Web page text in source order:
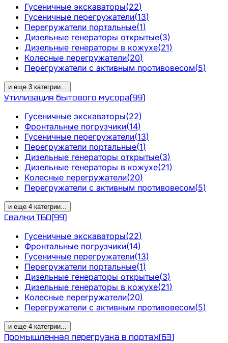
Гусеничные экскаваторы(22)
Гусеничные перегружатели(13)
Перегружатели портальные(1)
Дизельные генераторы открытые(3)
Дизельные генераторы в кожухе(21)
Колесные перегружатели(20)
Перегружатели с активным противовесом(5)
и еще 3 категрии...
Утилизация бытового мусора(99)
Гусеничные экскаваторы(22)
Фронтальные погрузчики(14)
Гусеничные перегружатели(13)
Перегружатели портальные(1)
Дизельные генераторы открытые(3)
Дизельные генераторы в кожухе(21)
Колесные перегружатели(20)
Перегружатели с активным противовесом(5)
и еще 4 категрии...
Свалки ТБО(99)
Гусеничные экскаваторы(22)
Фронтальные погрузчики(14)
Гусеничные перегружатели(13)
Перегружатели портальные(1)
Дизельные генераторы открытые(3)
Дизельные генераторы в кожухе(21)
Колесные перегружатели(20)
Перегружатели с активным противовесом(5)
и еще 4 категрии...
Промышленная перегрузка в портах(63)